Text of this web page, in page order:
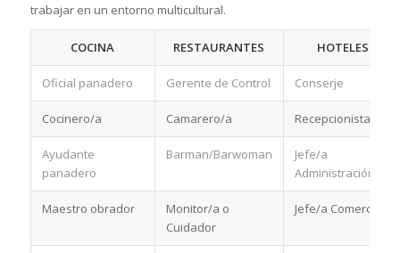
trabajar en un entorno multicultural.
COCINA RESTAURANTES HOTELES
Oficial panadero Gerente de Control Conserje
Cocinero/a Camarero/a Recepcionista
Ayudante
panadero
Barman/Barwoman
Jefe/a
Administración
Maestro obrador
Monitor/a o
Cuidador
Jefe/a Comercial